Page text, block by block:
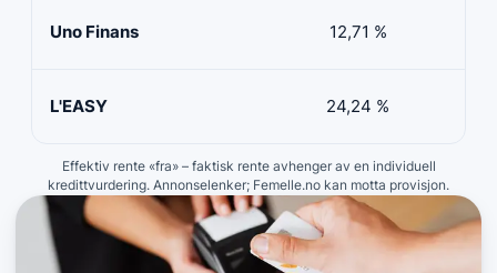
Uno Finans 12,71 %
L'EASY 24,24 %
Effektiv rente «fra» – faktisk rente avhenger av en individuell
kredittvurdering. Annonselenker; Femelle.no kan motta provisjon.